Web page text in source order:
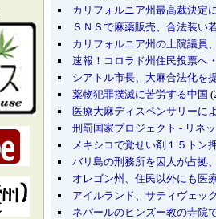
カリフォルニア州最高裁決定
ＳＮＳで麻薬販売、合法装
カリフォルニア州の上院議員
速報！コロラド州住民投票へ
シアトル市長、大麻合法化を
薬物犯罪撲滅に苦労する中国
医療大麻ディスペンサリーに
刑罰国家プロジェクト - リネ
メキシコで覚せい剤１５トン
バリ島の刑務所を囚人が占拠
オレゴン州、住民以外にも医
アイルランド、サティヴェッ
ネパールのヒンズー教の寺院